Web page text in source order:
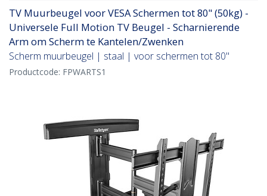
TV Muurbeugel voor VESA Schermen tot 80" (50kg) -
Universele Full Motion TV Beugel - Scharnierende
Arm om Scherm te Kantelen/Zwenken
Scherm muurbeugel | staal | voor schermen tot 80"
Productcode: FPWARTS1